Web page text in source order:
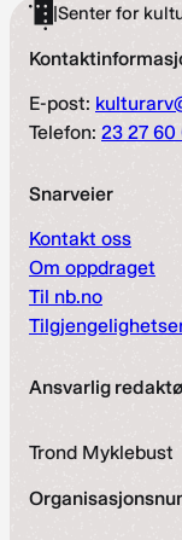
|Senter for
E-post:
Telefon: 23 27 60
Snarveier
Kontakt oss
Om oppdraget
Til nb.no
Ansvarlig
Trond Myklebust